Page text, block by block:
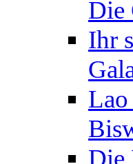
Die
Ihr
Lao
Die